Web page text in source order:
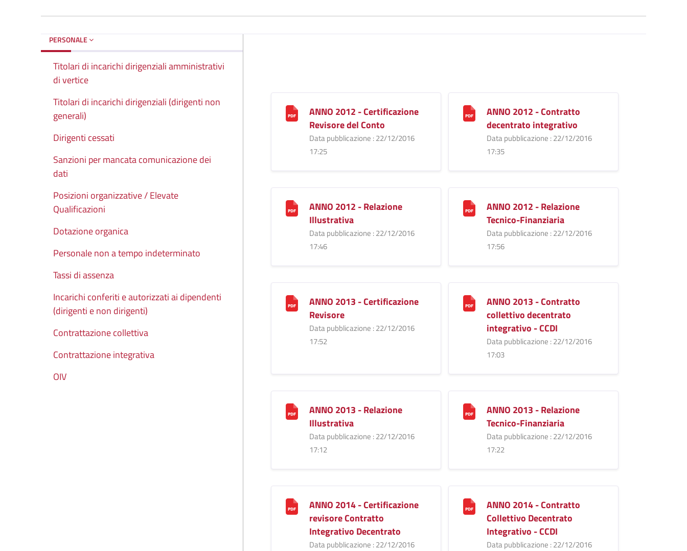
PERSONALE
Titolari di incarichi dirigenziali amministrativi
di vertice
Titolari di incarichi dirigenziali (dirigenti non
generali)
Dirigenti cessati
Sanzioni per mancata comunicazione dei
dati
Posizioni organizzative / Elevate
Qualificazioni
Dotazione organica
Personale non a tempo indeterminato
Tassi di assenza
Incarichi conferiti e autorizzati ai dipendenti
(dirigenti e non dirigenti)
Contrattazione collettiva
Contrattazione integrativa
OIV
ANNO 2012 - Certificazione
Revisore del Conto
Data pubblicazione : 22/12/2016
17:25
ANNO 2012 - Contratto
decentrato integrativo
Data pubblicazione : 22/12/2016
17:35
ANNO 2012 - Relazione
Illustrativa
Data pubblicazione : 22/12/2016
17:46
ANNO 2012 - Relazione
Tecnico-Finanziaria
Data pubblicazione : 22/12/2016
17:56
ANNO 2013 - Certificazione
Revisore
Data pubblicazione : 22/12/2016
17:52
ANNO 2013 - Contratto
collettivo decentrato
integrativo - CCDI
Data pubblicazione : 22/12/2016
17:03
ANNO 2013 - Relazione
Illustrativa
Data pubblicazione : 22/12/2016
17:12
ANNO 2013 - Relazione
Tecnico-Finanziaria
Data pubblicazione : 22/12/2016
17:22
ANNO 2014 - Certificazione
revisore Contratto
Integrativo Decentrato
Data pubblicazione : 22/12/2016
ANNO 2014 - Contratto
Collettivo Decentrato
Integrativo - CCDI
Data pubblicazione : 22/12/2016